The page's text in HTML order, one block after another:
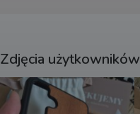
Zdjęcia użytkowników